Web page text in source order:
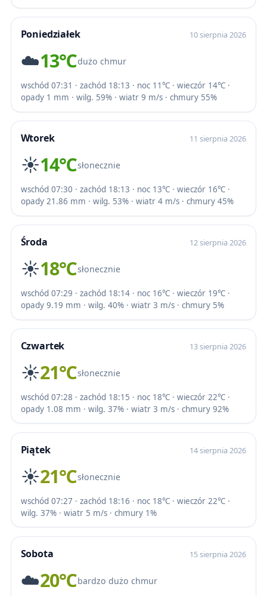
Poniedziałek 10 sierpnia 2026
☁️13℃dużo chmur
wschód 07:31 · zachód 18:13 · noc 11℃ · wieczór 14℃ ·
opady 1 mm · wilg. 59% · wiatr 9 m/s · chmury 55%
Wtorek 11 sierpnia 2026
☀️14℃słonecznie
wschód 07:30 · zachód 18:13 · noc 13℃ · wieczór 16℃ ·
opady 21.86 mm · wilg. 53% · wiatr 4 m/s · chmury 45%
Środa 12 sierpnia 2026
☀️18℃słonecznie
wschód 07:29 · zachód 18:14 · noc 16℃ · wieczór 19℃ ·
opady 9.19 mm · wilg. 40% · wiatr 3 m/s · chmury 5%
Czwartek 13 sierpnia 2026
☀️21℃słonecznie
wschód 07:28 · zachód 18:15 · noc 18℃ · wieczór 22℃ ·
opady 1.08 mm · wilg. 37% · wiatr 3 m/s · chmury 92%
Piątek 14 sierpnia 2026
☀️21℃słonecznie
wschód 07:27 · zachód 18:16 · noc 18℃ · wieczór 22℃ ·
wilg. 37% · wiatr 5 m/s · chmury 1%
Sobota 15 sierpnia 2026
☁️20℃bardzo dużo chmur